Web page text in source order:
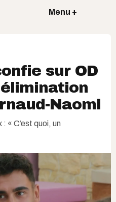
Menu +
sur OD
Naomi
« C’est quoi, un